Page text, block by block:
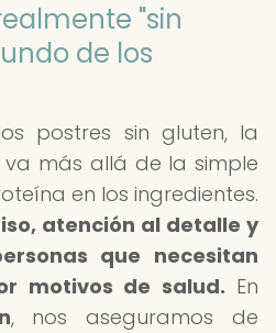
"sin
de los
postres sin gluten, la
va más allá de la simple
en los ingredientes.
atención al detalle y
que necesitan
motivos de salud. En
, nos aseguramos de